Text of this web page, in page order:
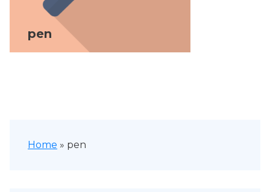
pen
Home » pen